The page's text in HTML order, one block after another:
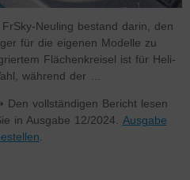
Neuling bestand darin, den
für die eigenen Modelle zu
Flächenkreisel ist für Heli-
während der …
Den vollständigen Bericht lesen
in Ausgabe 12/2024. Ausgabe